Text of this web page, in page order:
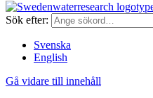
Sök efter:
Svenska
English
Gå vidare till innehåll